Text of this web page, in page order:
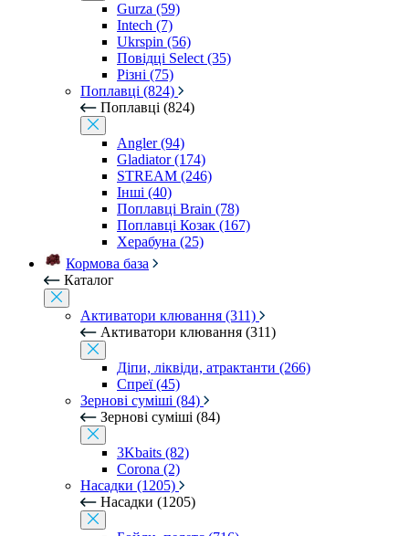
Gurza (59)
Intech (7)
Ukrspin (56)
Повідці Select (35)
Різні (75)
Поплавці (824)
Поплавці (824)
Angler (94)
Gladiator (174)
STREAM (246)
Інші (40)
Поплавці Brain (78)
Поплавці Козак (167)
Херабуна (25)
Кормова база
Каталог
Активатори клювання (311)
Активатори клювання (311)
Діпи, ліквіди, атрактанти (266)
Спреї (45)
Зернові суміші (84)
Зернові суміші (84)
3Kbaits (82)
Corona (2)
Насадки (1205)
Насадки (1205)